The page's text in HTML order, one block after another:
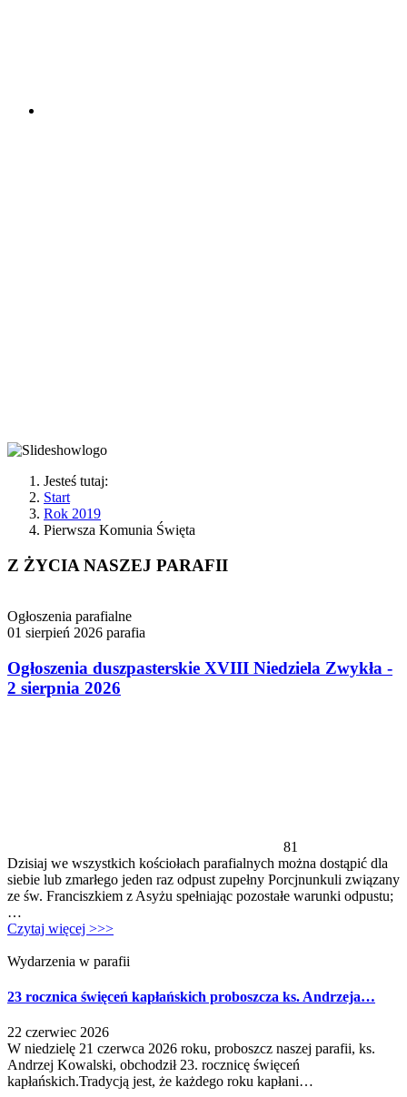
Jesteś tutaj:
Start
Rok 2019
Pierwsza Komunia Święta
Z ŻYCIA NASZEJ PARAFII
Ogłoszenia parafialne
01 sierpień 2026 parafia
Ogłoszenia duszpasterskie XVIII Niedziela Zwykła -
2 sierpnia 2026
81
Dzisiaj we wszystkich kościołach parafialnych można dostąpić dla
siebie lub zmarłego jeden raz odpust zupełny Porcjnunkuli związany
ze św. Franciszkiem z Asyżu spełniając pozostałe warunki odpustu;
…
Czytaj więcej >>>
Wydarzenia w parafii
23 rocznica święceń kapłańskich proboszcza ks. Andrzeja…
22 czerwiec 2026
W niedzielę 21 czerwca 2026 roku, proboszcz naszej parafii, ks.
Andrzej Kowalski, obchodził 23. rocznicę święceń
kapłańskich.Tradycją jest, że każdego roku kapłani…